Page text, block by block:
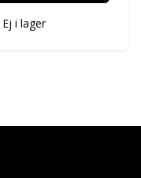
Ej i lager